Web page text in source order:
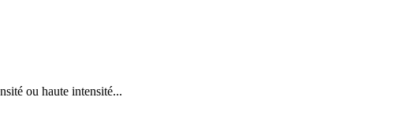
ou haute intensité...